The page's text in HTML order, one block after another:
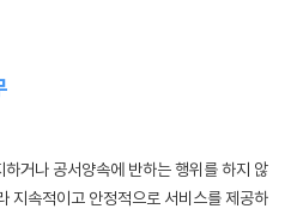
거나 공서양속에 반하는 행위를 하지 않
지속적이고 안정적으로 서비스를 제공하